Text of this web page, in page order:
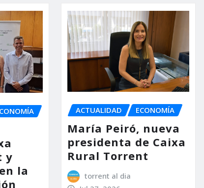
y
la
ACTUALIDAD ECONOMÍA
María Peiró, nueva
presidenta de Caixa
Rural Torrent
torrent al dia